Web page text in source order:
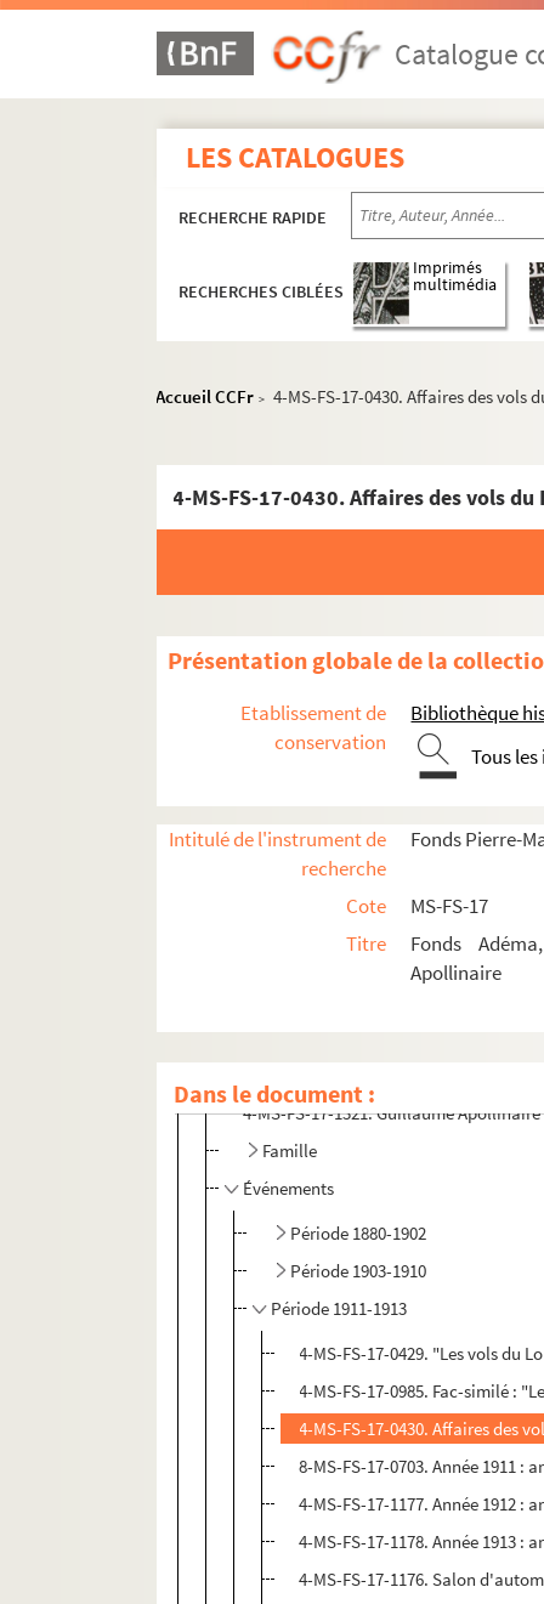
Catalogue
LES CATALOGUES
RECHERCHE RAPIDE
RECHERCHES CIBLÉES
Imprimés
multimédia
Accueil CCFr > 4-MS-FS-17-0430. Affaires des
Présentation globale de la
Etablissement de
conservation
Bibliothèque
Tous
Intitulé de l'instrument de
recherche
Fonds Pierre-
Cote
MS-FS-17
Titre
Fonds
Apollinaire
Dans le document :
Œuvres
Correspondance
4-MS-FS-17-0406. Personnalité
4-MS-FS-17-0405. Thème astrologique
4-MS-FS-17-1321. Guillaume
Famille
Événements
Période 1880-1902
Période 1903-1910
Période 1911-1913
4-MS-FS-17-0429. "Les vols du
4-MS-FS-17-0985. Fac-similé :
4-MS-FS-17-0430. Affaires des
8-MS-FS-17-0703. Année 1911 :
4-MS-FS-17-1177. Année 1912 :
4-MS-FS-17-1178. Année 1913 :
4-MS-FS-17-1176. Salon